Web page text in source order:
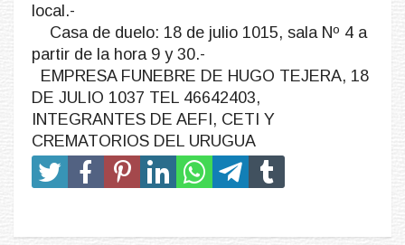
local.-
Casa de duelo: 18 de julio 1015, sala Nº 4 a
partir de la hora 9 y 30.-
EMPRESA FUNEBRE DE HUGO TEJERA, 18
DE JULIO 1037 TEL 46642403,
INTEGRANTES DE AEFI, CETI Y
CREMATORIOS DEL URUGUA